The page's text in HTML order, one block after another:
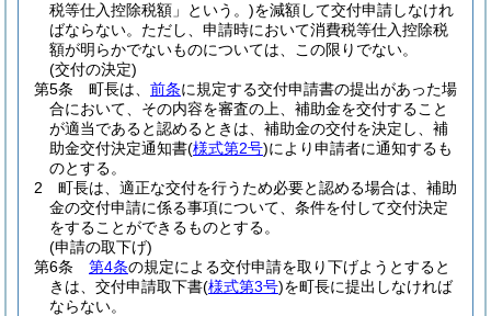
税等仕入控除税額」という。)を減額して交付申請しなけれ
ばならない。 ただし、申請時において消費税等仕入控除税
額が明らかでないものについては、この限りでない。
(交付の決定)
第5条
町長は、 前条に規定する交付申請書の提出があった場
合において、その内容を審査の上、補助金を交付すること
が適当であると認めるときは、補助金の交付を決定し、補
助金交付決定通知書(様式第2号)により申請者に通知するも
のとする。
2
町長は、適正な交付を行うため必要と認める場合は、補助
金の交付申請に係る事項について、条件を付して交付決定
をすることができるものとする。
(申請の取下げ)
第6条
第4条の規定による交付申請を取り下げようとすると
きは、交付申請取下書(様式第3号)を町長に提出しなければ
ならない。